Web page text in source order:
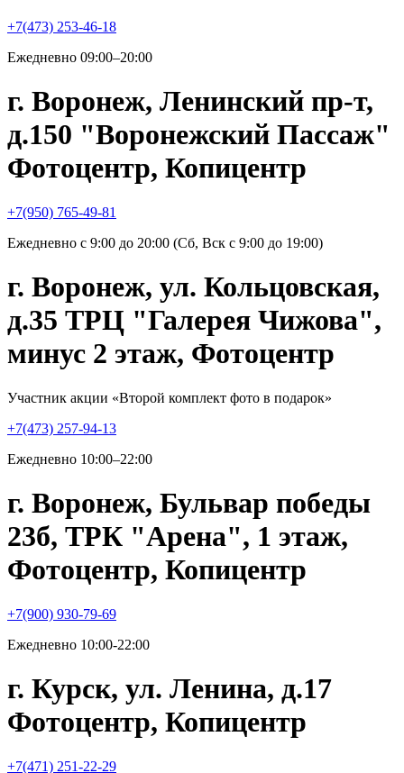
+7(473) 253-46-18
Ежедневно 09:00–20:00
г. Воронеж, Ленинский пр-т,
д.150 "Воронежский Пассаж"
Фотоцентр, Копицентр
+7(950) 765-49-81
Ежедневно с 9:00 до 20:00 (Сб, Вск с 9:00 до 19:00)
г. Воронеж, ул. Кольцовская,
д.35 ТРЦ "Галерея Чижова",
минус 2 этаж, Фотоцентр
Участник акции «Второй комплект фото в подарок»
+7(473) 257-94-13
Ежедневно 10:00–22:00
г. Воронеж, Бульвар победы
23б, ТРК "Арена", 1 этаж,
Фотоцентр, Копицентр
+7(900) 930-79-69
Ежедневно 10:00-22:00
г. Курск, ул. Ленина, д.17
Фотоцентр, Копицентр
+7(471) 251-22-29